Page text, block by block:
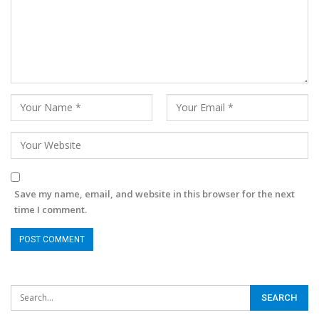
Save my name, email, and website in this browser for the next
time I comment.